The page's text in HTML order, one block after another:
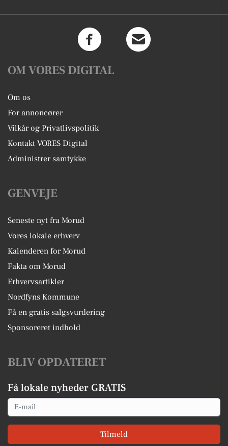
OM VORES DIGITAL
Om os
For annoncører
Vilkår og Privatlivspolitik
Kontakt VORES Digital
Administrer samtykke
GENVEJE
Seneste nyt fra Morud
Vores lokale erhverv
Kalenderen for Morud
Fakta om Morud
Erhvervsartikler
Nordfyns Kommune
Få en gratis salgsvurdering
Sponsoreret indhold
BLIV OPDATERET
Få lokale nyheder GRATIS
Email
Tilmeld